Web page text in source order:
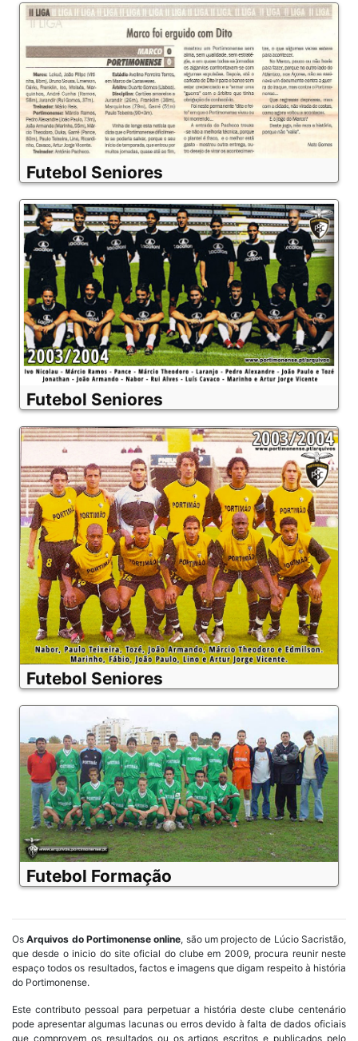
Futebol Seniores
Futebol Seniores
Futebol Seniores
Futebol Formação
OsArquivos do Portimonense online, são um projecto de Lúcio Sacristão,
que desde o inicio do site oficial do clube em 2009, procura reunir neste
espaço todos os resultados, factos e imagens que digam respeito à história
do Portimonense.
Este contributo pessoal para perpetuar a história deste clube centenário
pode apresentar algumas lacunas ou erros devido à falta de dados oficiais
que comprovem os resultados ou os artigos escritos e publicados pelo